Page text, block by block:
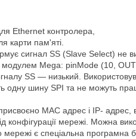
Ethernet контролера,
карти пам'яті.
сигнал SS (Slave Select) не
модулем Mega: pinMode (10,
SS — низький.
одну шину SPI та не можуть
MAC адрес і IP-
конфігурації мережі. Можна
є спеціальна програмна